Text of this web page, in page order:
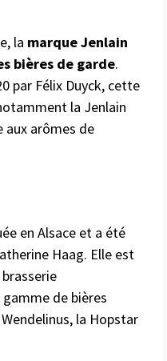
la marque Jenlain
bières de garde.
par Félix Duyck, cette
la Jenlain
aux arômes de
en Alsace et a été
Haag. Elle est
de bières
la Hopstar